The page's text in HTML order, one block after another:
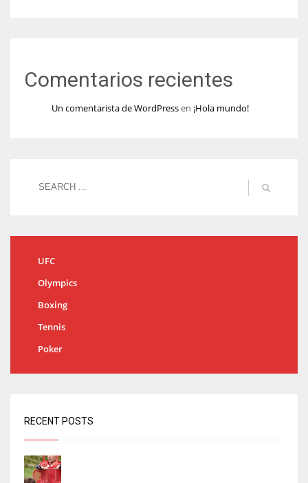
Comentarios recientes
Un comentarista de WordPressen ¡Hola mundo!
UFC
Olympics
Boxing
Tennis
Poker
RECENT POSTS